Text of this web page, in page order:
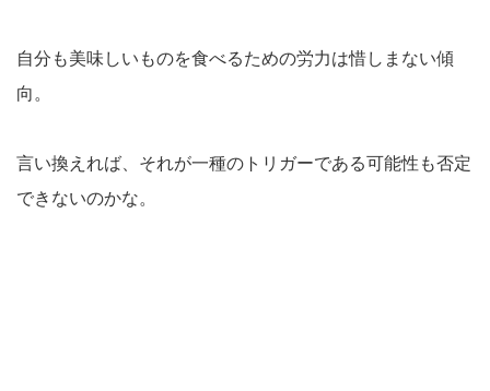
自分も美味しいものを食べるための労力は惜しまない傾
向。
言い換えれば、それが一種のトリガーである可能性も否定
できないのかな。